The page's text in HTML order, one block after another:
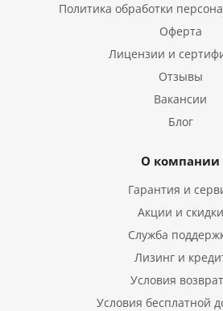
Политика обработки
Оферта
Лицензии и
Отзывы
Вакансии
Блог
О компании
Гарантия и
Акции и скидки
Служба
Лизинг и
Условия
Условия бесплатной